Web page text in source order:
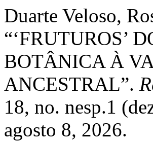
Duarte Veloso,
“‘FRUTUROS’
BOTÂNICA À
ANCESTRAL”.
18, no. nesp.1
agosto 8, 2026.